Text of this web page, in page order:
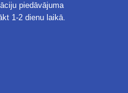
piedāvājuma
1-2 dienu laikā.